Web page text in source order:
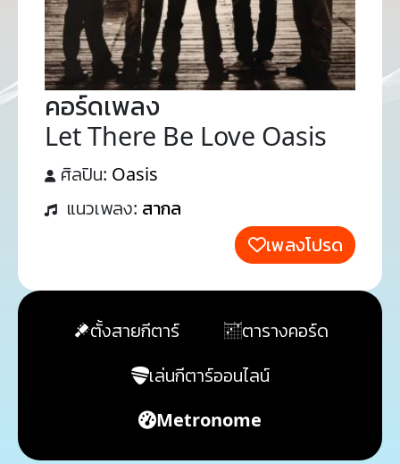
คอร์ดเพลง
Let There Be Love Oasis
ศิลปิน: Oasis
แนวเพลง: สากล
เพลงโปรด
ตั้งสายกีตาร์
ตารางคอร์ด
เล่นกีตาร์ออนไลน์
Metronome